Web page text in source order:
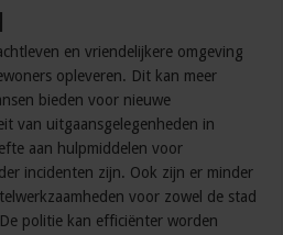
en vriendelijkere omgeving
opleveren. Dit kan meer
bieden voor nieuwe
van uitgaansgelegenheden in
aan hulpmiddelen voor
incidenten zijn. Ook zijn er minder
voor zowel de stad
politie kan efficiënter worden